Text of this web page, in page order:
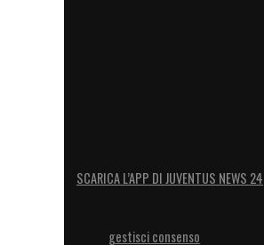
SCARICA L’APP DI JUVENTUS NEWS 24
gestisci consenso